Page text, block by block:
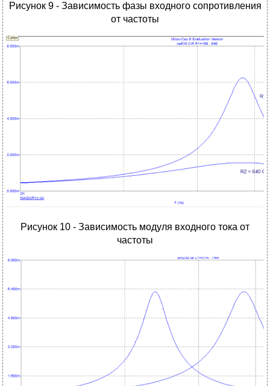
Рисунок 9 - Зависимость фазы входного сопротивления
от частоты
Рисунок 10 - Зависимость модуля входного тока от
частоты